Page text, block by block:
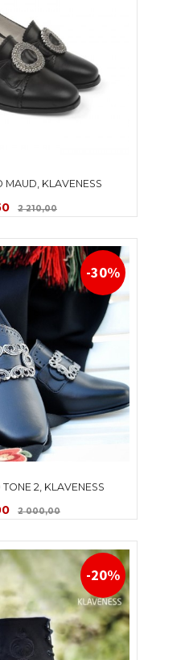
MAUD, KLAVENESS
2 210,00Rabatt
2, KLAVENESS
2 000,00Rabatt
-30%
-20%